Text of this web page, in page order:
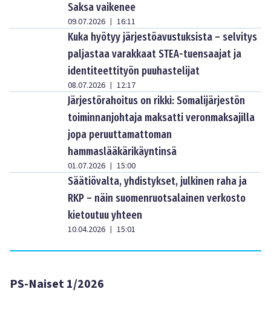
Saksa vaikenee
09.07.2026 | 16:11
Kuka hyötyy järjestöavustuksista – selvitys
paljastaa varakkaat STEA-tuensaajat ja
identiteettityön puuhastelijat
08.07.2026 | 12:17
Järjestörahoitus on rikki: Somalijärjestön
toiminnanjohtaja maksatti veronmaksajilla
jopa peruuttamattoman
hammaslääkärikäyntinsä
01.07.2026 | 15:00
Säätiövalta, yhdistykset, julkinen raha ja
RKP – näin suomenruotsalainen verkosto
kietoutuu yhteen
10.04.2026 | 15:01
PS-Naiset 1/2026